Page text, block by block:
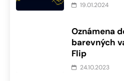
19.01.2024
Oznámena
barevných
Flip
24.10.2023